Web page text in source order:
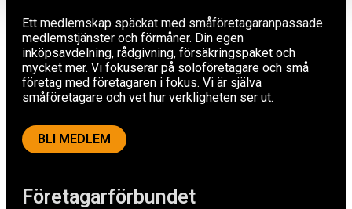
Företagarförbundet
Ett medlemskap späckat med småföretagaranpassade
medlemstjänster och förmåner. Din egen
inköpsavdelning, rådgivning, försäkringspaket och
mycket mer. Vi fokuserar på soloföretagare och små
företag med företagaren i fokus. Vi är själva
småföretagare och vet hur verkligheten ser ut.
BLI MEDLEM